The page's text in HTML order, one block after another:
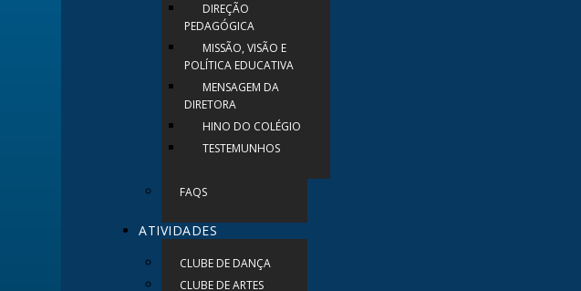
DIREÇÃO
PEDAGÓGICA
MISSÃO, VISÃO E
POLÍTICA EDUCATIVA
MENSAGEM DA
DIRETORA
HINO DO COLÉGIO
TESTEMUNHOS
FAQS
ATIVIDADES
CLUBE DE DANÇA
CLUBE DE ARTES